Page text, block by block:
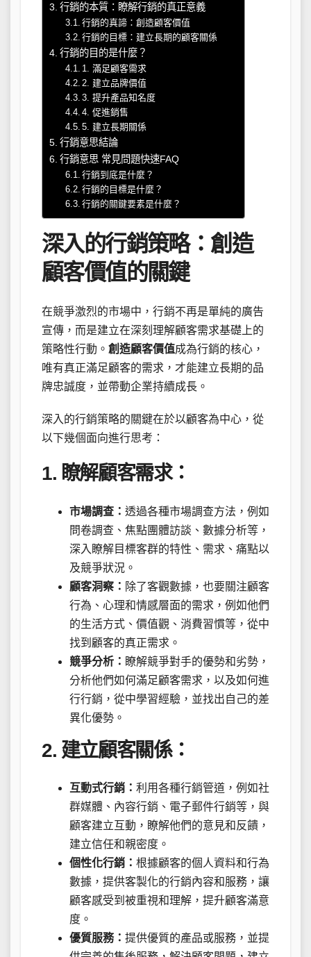
行銷的本質：瞭解行銷的真正意義
行銷的真諦：創造顧客價值
行銷的目標：建立長期的顧客關係
行銷的目的是什麼？
1. 滿足顧客需求
2. 建立品牌價值
3. 提升產品知名度
4. 促進銷售
5. 建立長期關係
行銷意思結論
行銷意思 常見問題快速FAQ
行銷到底是什麼？
行銷的目標是什麼？
行銷的關鍵要素是什麼？
深入的行銷策略：創造
顧客價值的關鍵
在競爭激烈的市場中，行銷不再是單純的廣告
宣傳，而是建立在深刻理解顧客需求基礎上的
策略性行動。 創造顧客價值成為行銷的核心，
唯有真正滿足顧客的需求，才能建立長期的品
牌忠誠度，並帶動企業持續成長。
深入的行銷策略的關鍵在於以顧客為中心，從
以下幾個面向進行思考：
1. 瞭解顧客需求：
市場調查： 透過各種市場調查方法，例如
問卷調查、焦點團體訪談、數據分析等，
深入瞭解目標客群的特性、需求、痛點以
及競爭狀況。
顧客洞察： 除了客觀數據，也要關注顧客
行為、心理和情感層面的需求，例如他們
的生活方式、價值觀、消費習慣等，從中
找到顧客的真正需求。
競爭分析： 瞭解競爭對手的優勢和劣勢，
分析他們如何滿足顧客需求，以及如何進
行行銷，從中學習經驗，並找出自己的差
異化優勢。
2. 建立顧客關係：
互動式行銷： 利用各種行銷管道，例如社
群媒體、內容行銷、電子郵件行銷等，與
顧客建立互動，瞭解他們的意見和反饋，
建立信任和親密度。
個性化行銷： 根據顧客的個人資料和行為
數據，提供客製化的行銷內容和服務，讓
顧客感受到被重視和理解，提升顧客滿意
度。
優質服務： 提供優質的產品或服務，並提